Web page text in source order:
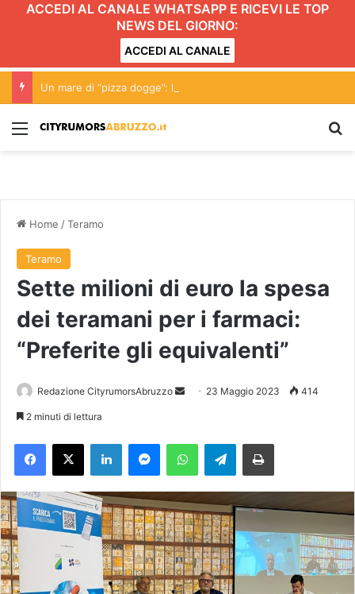
ACCEDI AL CANALE WHATSAPP E RICEVI LE TOP
NEWS DEL GIORNO:
ACCEDI AL CANALE
Un mare di “pizza dogge”: l’iniziativa ad Alba Adriatica
Menu
Home /Teramo
Teramo
Sette milioni di euro la spesa
dei teramani per i farmaci:
“Preferite gli equivalenti”
Redazione CityrumorsAbruzzo
a
n
'
e
m
a
23 Maggio 2023 414
2 minuti di lettura
Telegram